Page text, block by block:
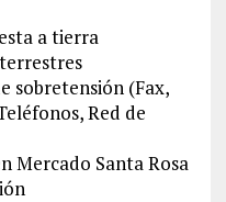
a tierra
sobretensión (Fax,
Red de
Mercado Santa Rosa